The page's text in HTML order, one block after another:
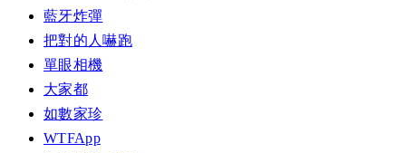
藍牙炸彈
把對的人嚇跑
單眼相機
大家都
如數家珍
WTFApp